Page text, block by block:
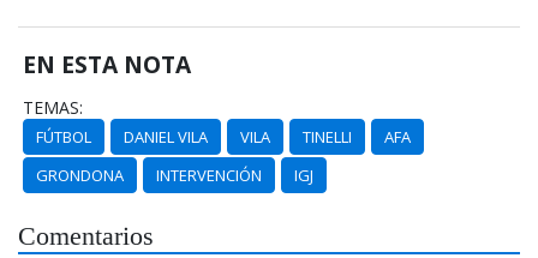
EN ESTA NOTA
TEMAS:
FÚTBOL DANIEL VILA VILA TINELLI
AFA
GRONDONA
INTERVENCIÓN IGJ
Comentarios